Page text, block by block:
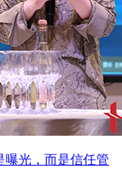
曝光，而是信任管